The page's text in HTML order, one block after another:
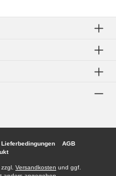
Lieferbedingungen
AGB
Versandkosten und ggf.